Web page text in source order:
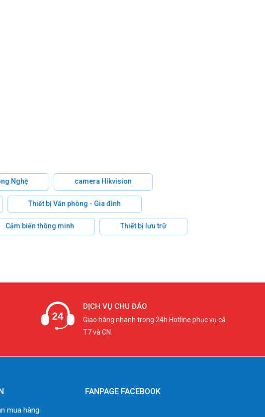
Nghệ camera Hikvision
Thiết bị Văn phòng - Gia đình
Cảm biến thông minh Thiết bị lưu trữ
DỊCH VỤ CHU ĐÁO
Giao hàng nhanh trong 24h Hotline phục vụ cả
T7 và CN
mua hàng
FANPAGE FACEBOOK